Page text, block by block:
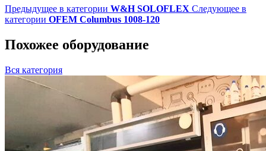
Предыдущее в категории W&H SOLOFLEX Следующее в
категории OFEM Columbus 1008-120
Похожее оборудование
Вся категория